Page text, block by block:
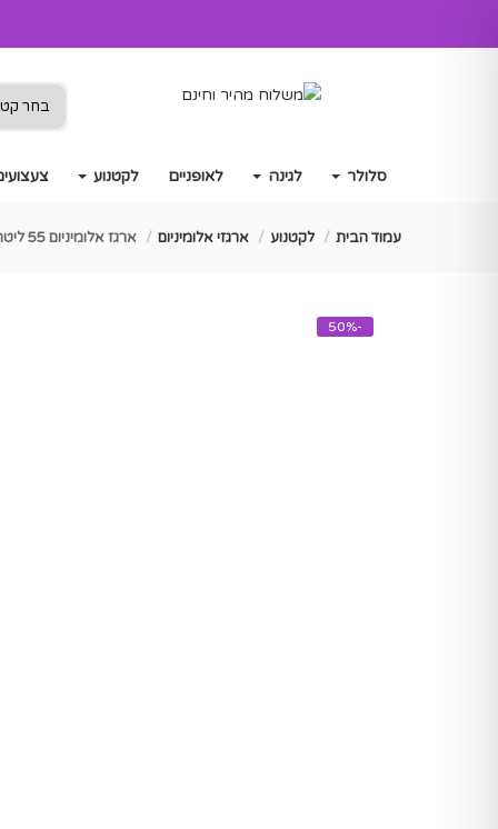
סלולר לגינה לאופניים לקטנוע
עמוד הבית לקטנוע ארגזי אלומיניום ארגז אלומיניום 55 ליטר פרימיום דגם ArmourX
-50%